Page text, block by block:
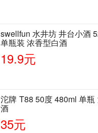
swellfun 水井坊 井台小酒
单瓶装 浓香型白酒
19.9元
沱牌 T88 50度 480ml 单瓶
酒
35元